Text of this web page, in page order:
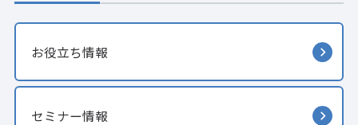
お役立ち情報
セミナー情報